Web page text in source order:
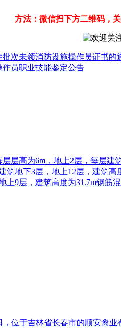
方法：微信扫下方二维码，
次未领消防设施操作员证书的
作员职业技能鉴定公告
层高为6m，地上2层，每层建
筑地下3层，地上12层，建筑
上9层，建筑高度为31.7m钢筋
，位于吉林省长春市的顺安禽